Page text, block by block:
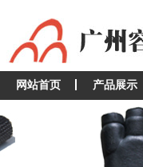
网站首页 产品展示